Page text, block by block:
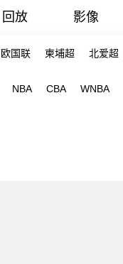
回放 影像
欧国联 柬埔超 北爱超
NBA CBA WNBA